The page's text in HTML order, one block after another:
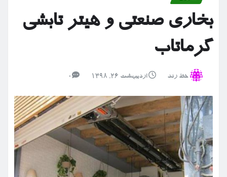
بخاری صنعتی و هیتر تابشی
گرماتاب
خط رند اردیبهشت ۲۶, ۱۳۹۸ 0